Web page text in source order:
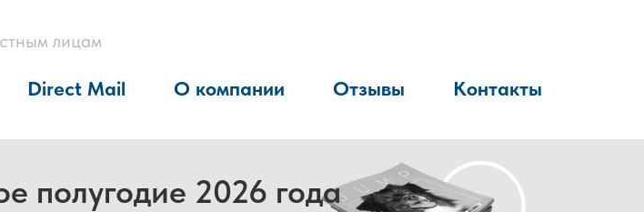
лицам
Direct Mail О компании Отзывы Контакты
полугодие 2026 года